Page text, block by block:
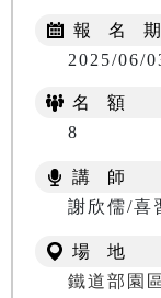
報 名
2025/06/
名 額
8
講 師
謝欣儒/喜
場 地
鐵道部園